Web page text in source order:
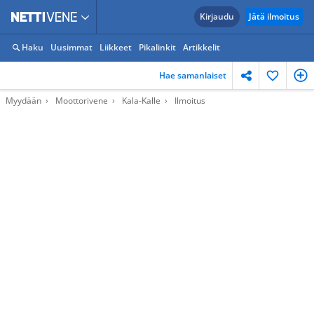
Kirjaudu Jätä ilmoitus
Haku Uusimmat Liikkeet Pikalinkit Artikkelit
Hae samanlaiset
Myydään Moottorivene Kala-Kalle Ilmoitus